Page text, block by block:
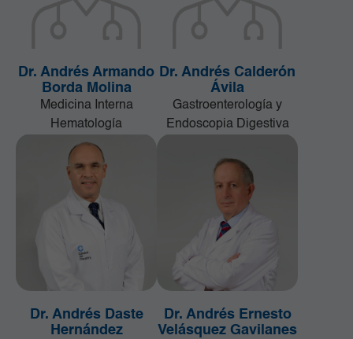
Dr. Andrés Armando
Borda Molina
Medicina Interna
Hematología
Dr. Andrés Calderón
Ávila
Gastroenterología y
Endoscopia Digestiva
Dr. Andrés Daste
Hernández
Dr. Andrés Ernesto
Velásquez Gavilanes